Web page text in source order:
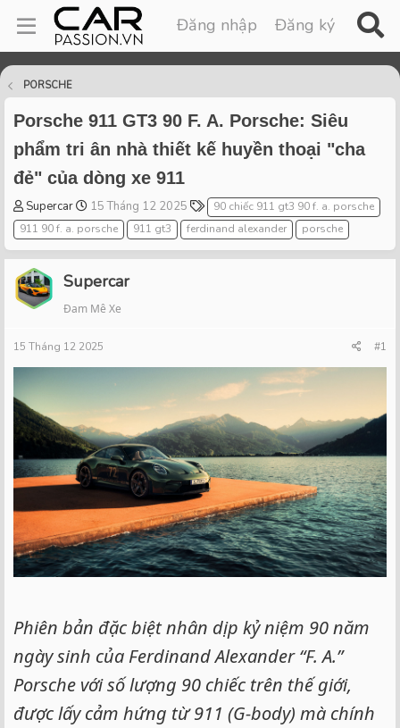
Đăng nhập Đăng ký
PORSCHE
Porsche 911 GT3 90 F. A. Porsche: Siêu
phẩm tri ân nhà thiết kế huyền thoại "cha
đẻ" của dòng xe 911
T
h
r
e
a
d
s
a
r
t
e
r
Supercar
S
t
a
r
t
a
e
15 Tháng 12 2025
T
a
g
s
90 chiếc 911 gt3 90 f. a. porsche
911 90 f. a. porsche
911 gt3 ferdinand alexander porsche
Supercar
Đam Mê Xe
15 Tháng 12 2025 #1
Phiên bản đặc biệt nhân dịp kỷ niệm 90 năm
ngày sinh của Ferdinand Alexander “F. A.”
Porsche với số lượng 90 chiếc trên thế giới,
được lấy cảm hứng từ 911 (G-body) mà chính